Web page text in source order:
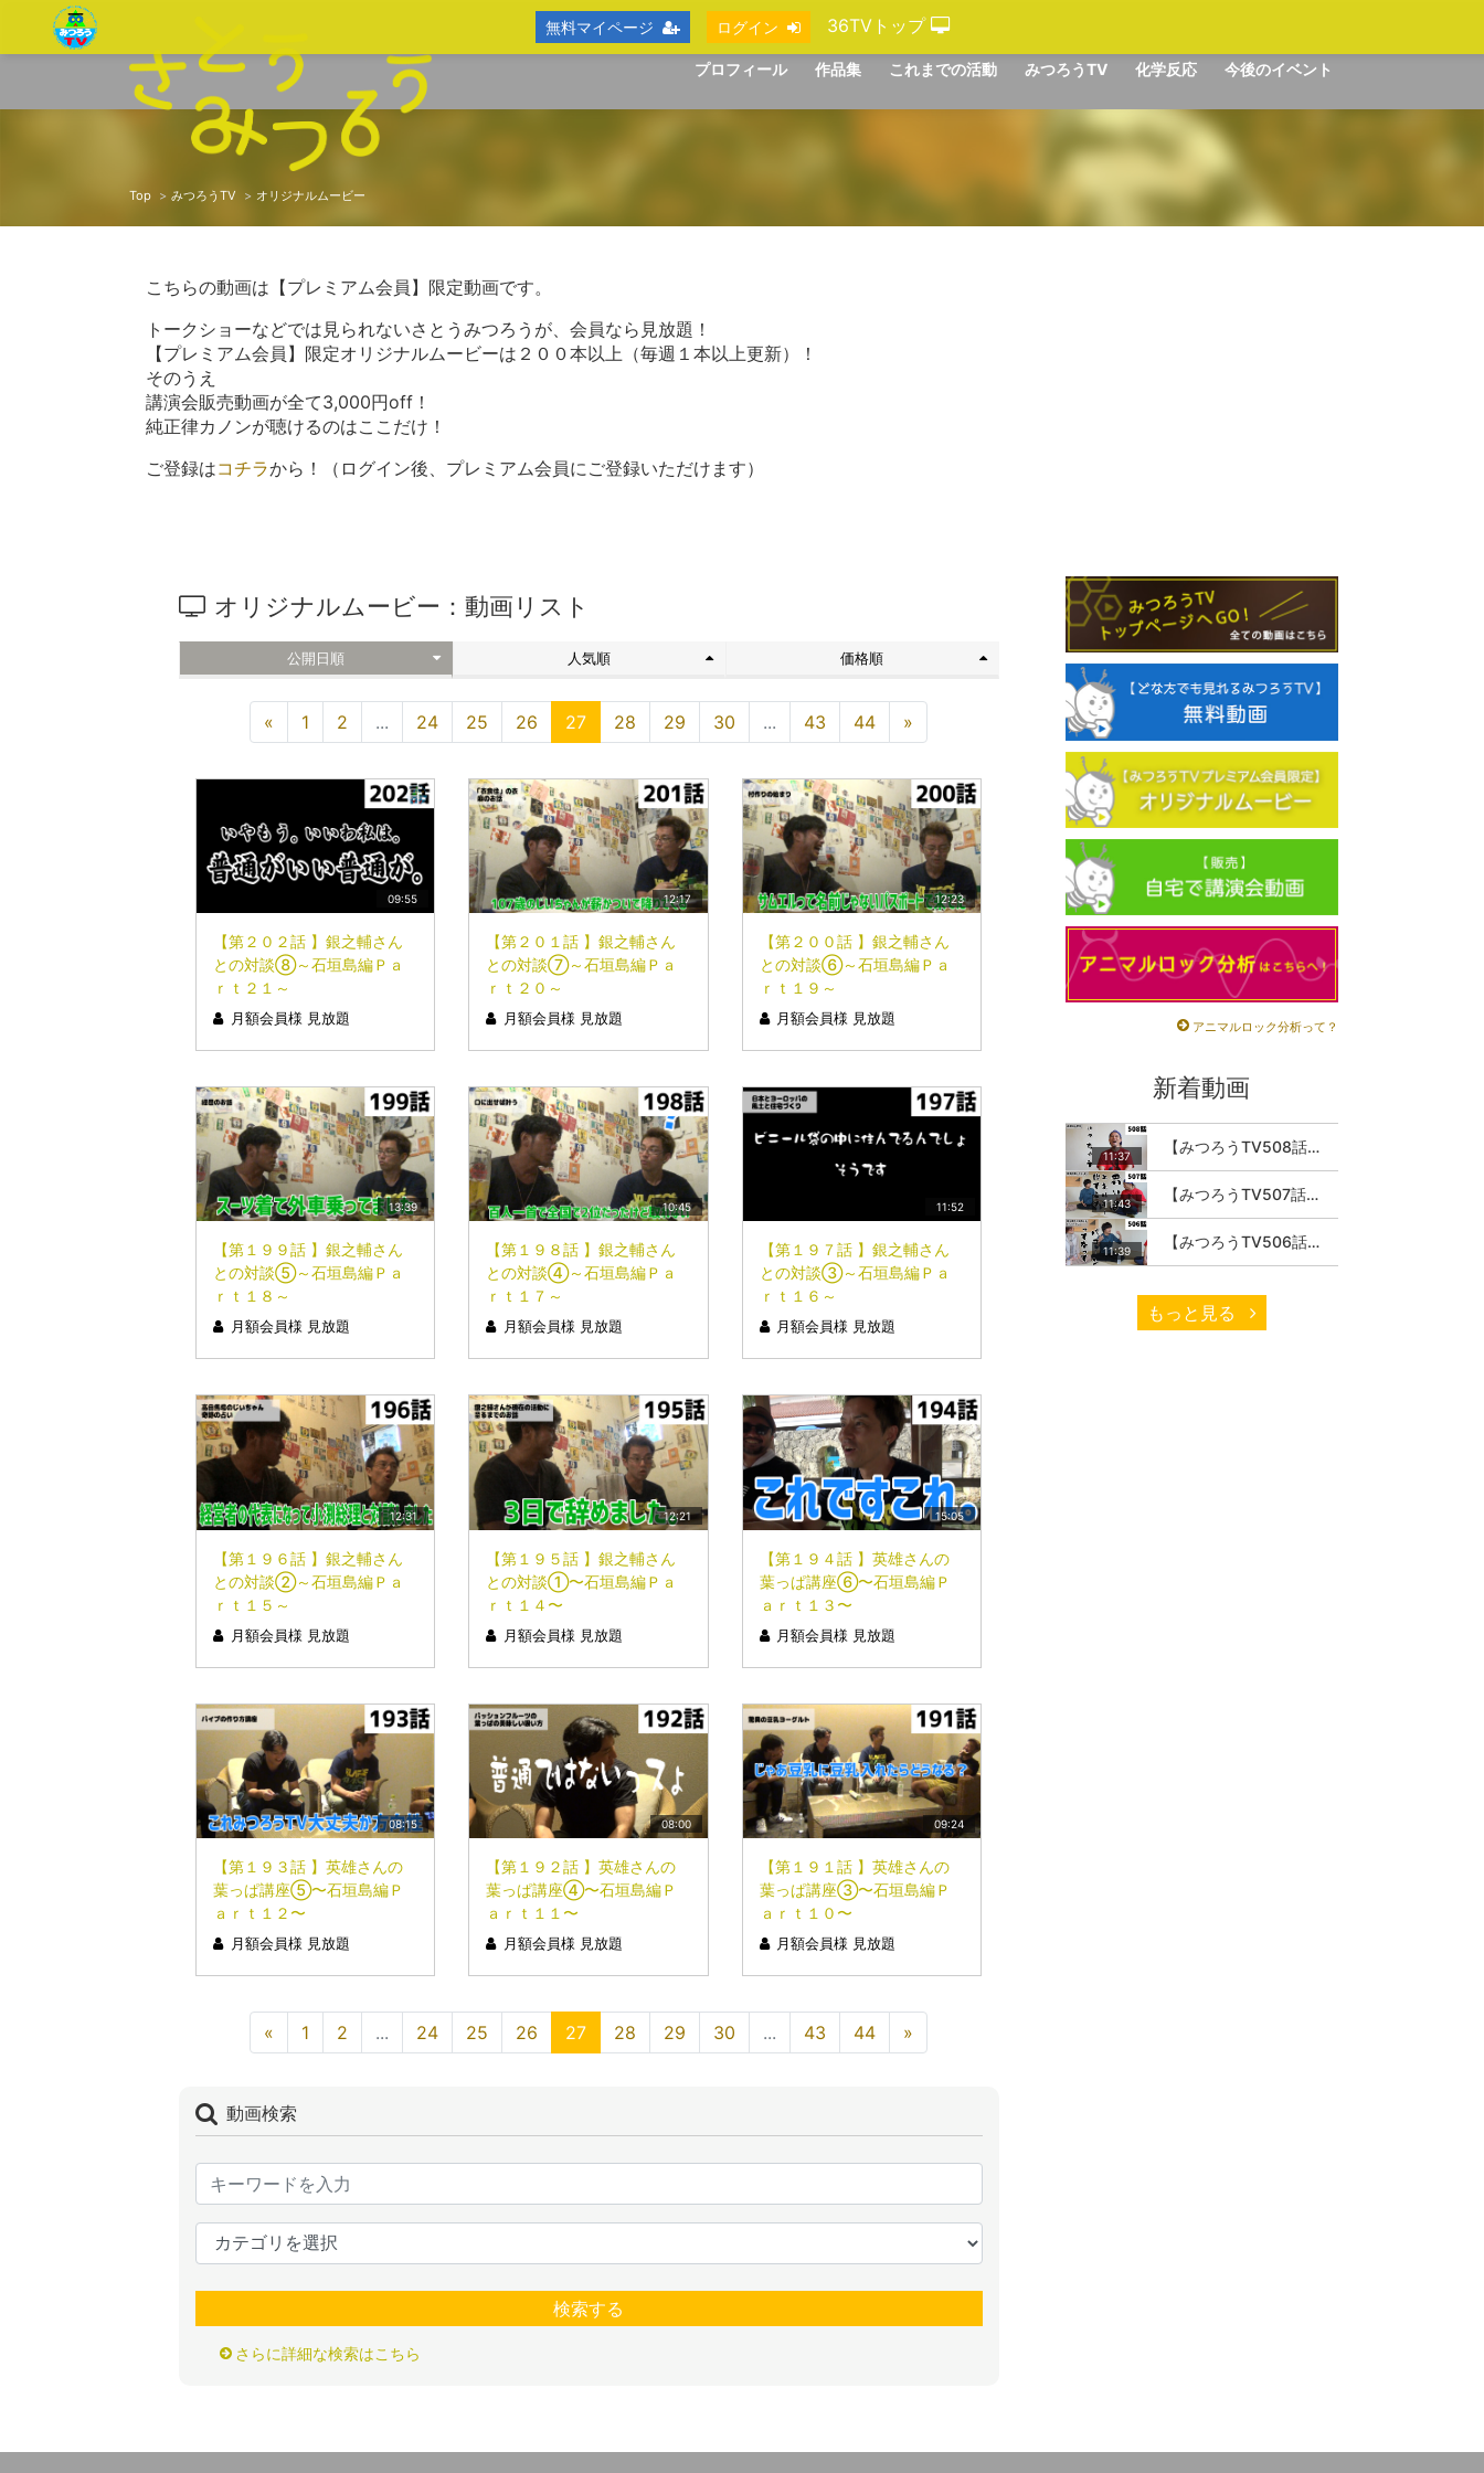
プロフィール 作品集 これまでの活動 みつろうTV 化学反応 今後のイベント
Top みつろうTV オリジナルムービー
こちらの動画は【プレミアム会員】限定動画です。
トークショーなどでは見られないさとうみつろうが、会員なら見放題！
【プレミアム会員】限定オリジナルムービーは２００本以上（毎週１本以上更新）！
そのうえ
講演会販売動画が全て3,000円off！
純正律カノンが聴けるのはここだけ！
ご登録はコチラから！（ログイン後、プレミアム会員にご登録いただけます）
オリジナルムービー：動画リスト
公開日順 人気順 価格順
« 1 2 ... 24 25 26 27 28 29 30 ... 43 44 »
09:55
【第２０２話 】銀之輔さん
との対談⑧～石垣島編Ｐａ
ｒｔ２１～
月額会員様 見放題
12:17
【第２０１話 】銀之輔さん
との対談⑦～石垣島編Ｐａ
ｒｔ２０～
月額会員様 見放題
12:23
【第２００話 】銀之輔さん
との対談⑥～石垣島編Ｐａ
ｒｔ１９～
月額会員様 見放題
13:39
【第１９９話 】銀之輔さん
との対談⑤～石垣島編Ｐａ
ｒｔ１８～
月額会員様 見放題
10:45
【第１９８話 】銀之輔さん
との対談④～石垣島編Ｐａ
ｒｔ１７～
月額会員様 見放題
11:52
【第１９７話 】銀之輔さん
との対談③～石垣島編Ｐａ
ｒｔ１６～
月額会員様 見放題
12:31
【第１９６話 】銀之輔さん
との対談②～石垣島編Ｐａ
ｒｔ１５～
月額会員様 見放題
12:21
【第１９５話 】銀之輔さん
との対談①〜石垣島編Ｐａ
ｒｔ１４〜
月額会員様 見放題
15:05
【第１９４話 】英雄さんの
葉っぱ講座⑥〜石垣島編Ｐ
ａｒｔ１３〜
月額会員様 見放題
08:15
【第１９３話 】英雄さんの
葉っぱ講座⑤〜石垣島編Ｐ
ａｒｔ１２〜
月額会員様 見放題
08:00
【第１９２話 】英雄さんの
葉っぱ講座④〜石垣島編Ｐ
ａｒｔ１１〜
月額会員様 見放題
09:24
【第１９１話 】英雄さんの
葉っぱ講座③〜石垣島編Ｐ
ａｒｔ１０〜
月額会員様 見放題
« 1 2 ... 24 25 26 27 28 29 30 ... 43 44 »
動画検索
検索する
さらに詳細な検索はこちら
アニマルロック分析って？
無料マイページ ログイン 36TVトップ
新着動画
11:37 【みつろうTV508話】さとうみつろう『サトレル男塾』編④「“毎日”が変わります。楽しく」
11:43 【みつろうTV507話】さとうみつろう『サトレル男塾』編③「快楽は“自分のカラダの内側”にしかない」
11:39 【みつろうTV506話】さとうみつろう『サトレル男塾』編②「不思議な棒をお尻に…」
もっと見る